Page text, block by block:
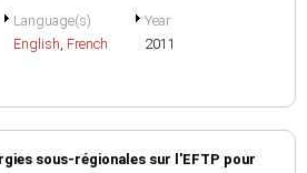
Language(s)
English, French
Year
2011
sous-régionales sur l'EFTP pour